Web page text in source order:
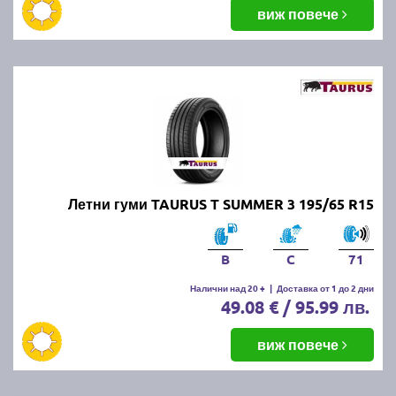
балансировка и реглаж на предния и задния мост.
Неравномерното износване може да е знак за
гуми.
Как да се грижим за летните
Проверявайте редовно налягането, дълбочината
на протектора и състоянието на гумите. Избягвайте
рязко спиране и агресивно шофиране, тъй като
това води до по-бързо износване. Почиствайте
гумите от кал и камъчета и ги проверявайте за
Как се съхраняват зимните и
летни гуми?
виж повече
Летни гуми TAURUS T SUMMER 3 195/65 R15
B C 71
Налични над 20 + | Доставка от 1 до 2 дни
49.08 € / 95.99 лв.
виж повече